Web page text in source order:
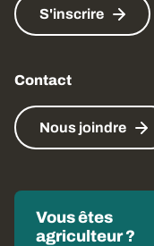
S'inscrire
Contact
Nous joindre
Vous êtes
agriculteur ?